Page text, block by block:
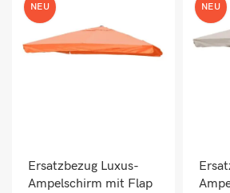
NEU
Ersatzbezug Luxus-
Ampelschirm mit Flap
NEU